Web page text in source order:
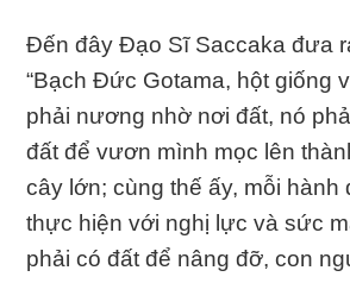
Ðến đây Ðạo Sĩ Saccaka đưa
“Bạch Ðức Gotama, hột giống
phải nương nhờ nơi đất, nó
đất để vươn mình mọc lên
cây lớn; cùng thế ấy, mỗi hành
thực hiện với nghị lực và sức
phải có đất để nâng đỡ, con